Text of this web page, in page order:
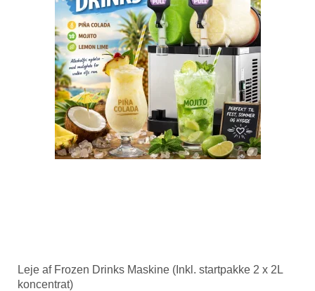
Leje af Frozen Drinks Maskine (Inkl. startpakke 2 x 2L
koncentrat)